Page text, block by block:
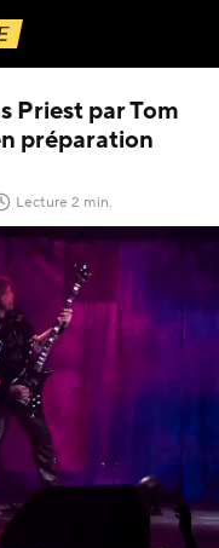
Priest par Tom
préparation
le)
Lecture 2 min.